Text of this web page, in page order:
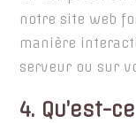
notre site web
manière
serveur ou sur
4. Qu’est-